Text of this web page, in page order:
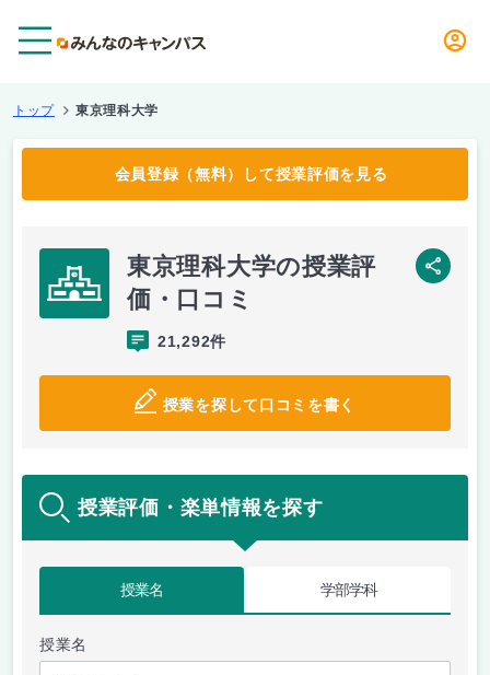
トップ 東京理科大学
会員登録（無料）して授業評価を見る
東京理科大学の授業評
価・口コミ
21,292件
授業を探して口コミを書く
SNS
授業評価・楽単情報を探す
授業名 学部学科
授業名